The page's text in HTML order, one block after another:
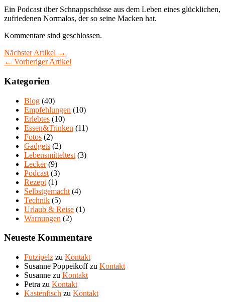
Ein Podcast über Schnappschüsse aus dem Leben eines glücklichen,
zufriedenen Normalos, der so seine Macken hat.
Kommentare sind geschlossen.
Nächster Artikel →
← Vorheriger Artikel
Kategorien
Blog (40)
Empfehlungen (10)
Erlebtes (10)
Essen&Trinken (11)
Fotos (2)
Gadgets (2)
Lebensmitteltest (3)
Lecker(9)
Podcast (3)
Rezept (1)
Selbstgemacht (4)
Technik (5)
Urlaub & Reise (1)
Warnungen (2)
Neueste Kommentare
Futzipelz zu Kontakt
Susanne Poppeikoffzu Kontakt
Susanne zu Kontakt
Petra zu Kontakt
Kastenfisch zu Kontakt